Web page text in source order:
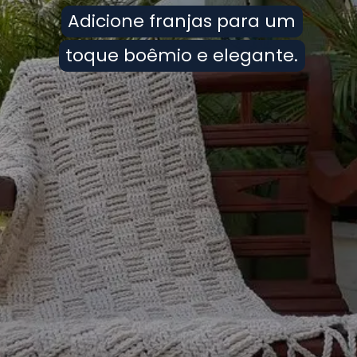
Adicione franjas para um
toque boêmio e elegante.
Adicione franjas para um
toque boêmio e elegante.